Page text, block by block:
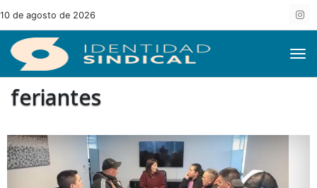
10 de agosto de 2026
feriantes